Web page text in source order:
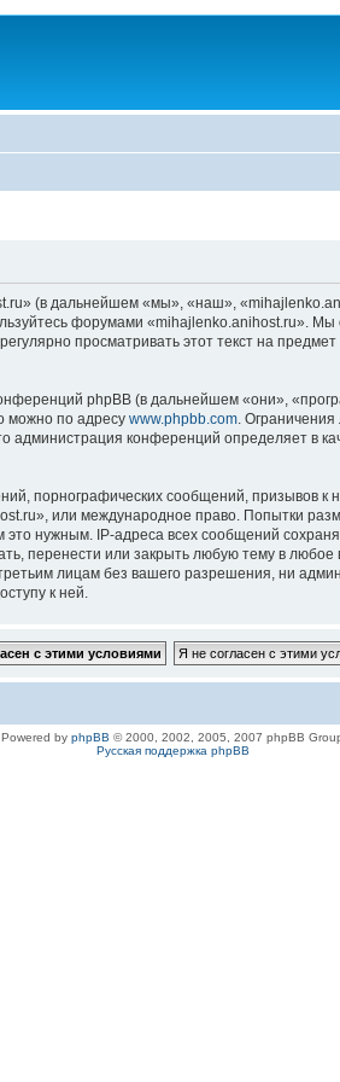
(в дальнейшем «мы», «наш»,
форумами «mihajlenko.anihost.ru».
просматривать этот текст на
phpBB (в дальнейшем «они»,
можно по адресу www.phpbb.com. Ограничения
администрация конференций определяет в
порнографических сообщений, призывов
или международное право. Попытки
нужным. IP-адреса всех сообщений
перенести или закрыть любую тему в
лицам без вашего разрешения, ни
к ней.
Powered by phpBB © 2000, 2002, 2005, 2007 phpBB
Русская поддержка phpBB